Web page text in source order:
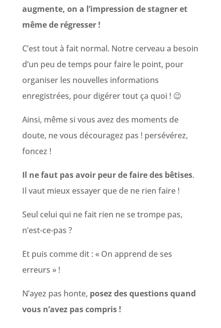
augmente, on a l’impression de stagner et
même de régresser !
C’est tout à fait normal. Notre cerveau a besoin
d’un peu de temps pour faire le point, pour
organiser les nouvelles informations
enregistrées, pour digérer tout ça quoi ! 😉
Ainsi, même si vous avez des moments de
doute, ne vous découragez pas ! persévérez,
foncez !
Il ne faut pas avoir peur de faire des bêtises.
Il vaut mieux essayer que de ne rien faire !
Seul celui qui ne fait rien ne se trompe pas,
n’est-ce-pas ?
Et puis comme dit : « On apprend de ses
erreurs » !
N’ayez pas honte, posez des questions quand
vous n’avez pas compris !